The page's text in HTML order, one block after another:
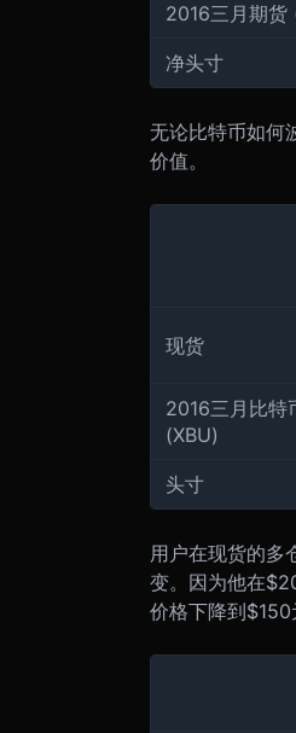
2016三月期货
净头寸
无论比特币如何
价值。
现货
2016三月比特
(XBU)
头寸
用户在现货的多
变。因为他在
价格下降到$150